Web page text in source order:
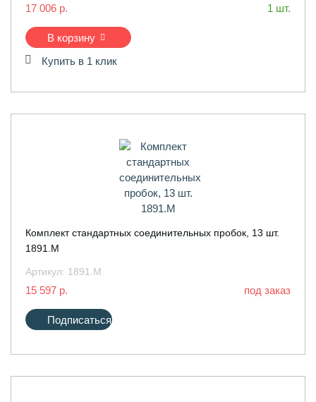
17 006 р. 1 шт.
В корзину
Купить в 1 клик
Комплект стандартных соединительных пробок, 13 шт.
1891.M
Артикул: 1891.M
15 597 р. под заказ
Подписаться